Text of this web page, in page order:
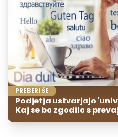
PREBERI ŠE
Podjetja ustvarjajo
Kaj se bo zgodilo s